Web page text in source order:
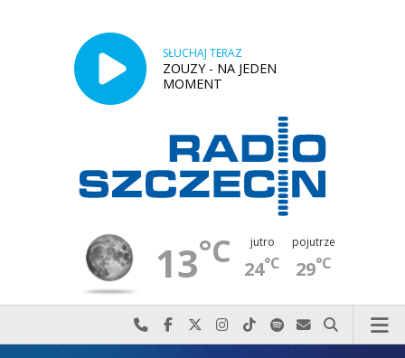
SŁUCHAJ TERAZ
ZOUZY - NA JEDEN
MOMENT
13°C jutro
24°C
pojutrze
29°C
Najlepiej po prostu do nas zadzwoń
Odwiedź nas na Facebook-u
Odwiedź nas na X
Odwiedź nas na Instagram-ie
Odwiedź nas na TikTok-u
Szukaj nas na Spotify
Wyślij do nas
Szukaj